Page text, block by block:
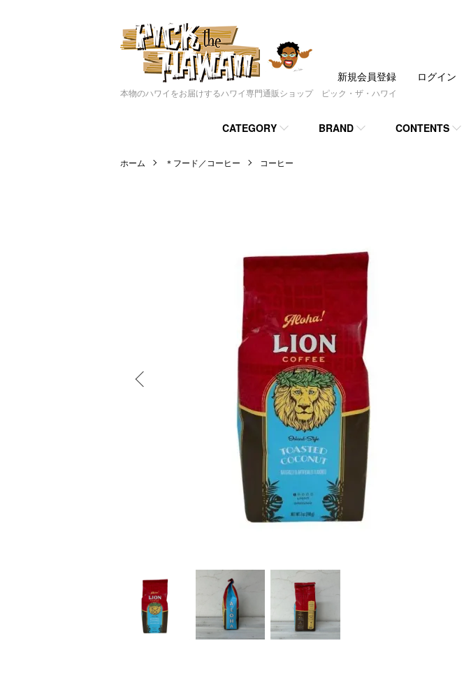
本物のハワイをお届けするハワイ専門通販ショップ ピック・ザ・ハワイ
CATEGORY BRAND CONTENTS
新規会員登録 ログイン
ホーム ＊フード／コーヒー コーヒー